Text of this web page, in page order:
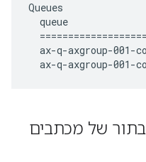
Queues
queue
ax-q-axgroup-001-
ax-q-axgroup-001-
של מכתבים